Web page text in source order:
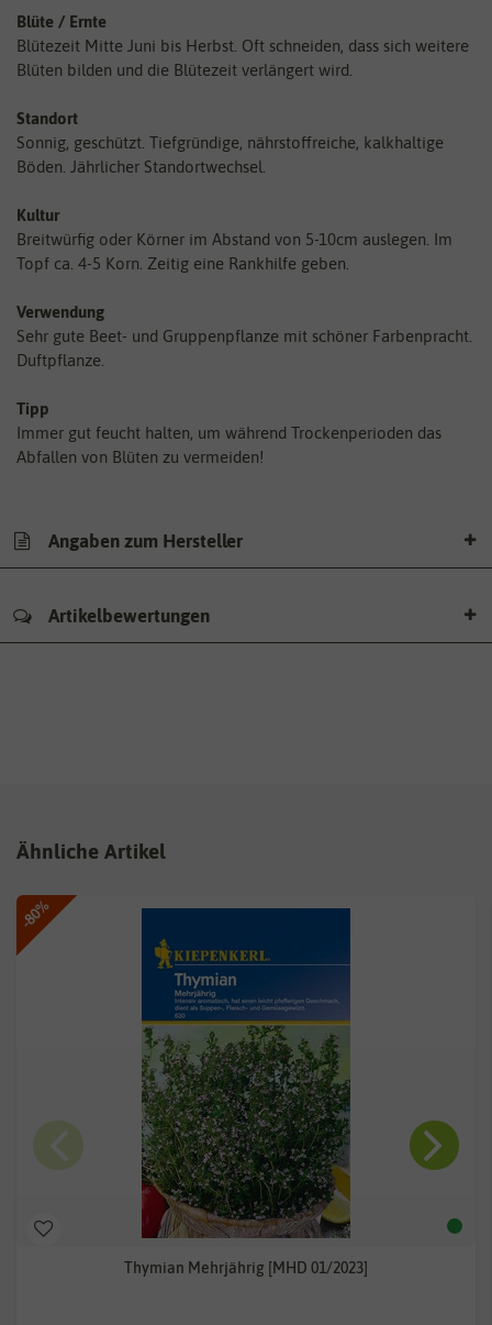
Blüte / Ernte
Blütezeit Mitte Juni bis Herbst. Oft schneiden, dass sich weitere
Blüten bilden und die Blütezeit verlängert wird.
Standort
Sonnig, geschützt. Tiefgründige, nährstoffreiche, kalkhaltige
Böden. Jährlicher Standortwechsel.
Kultur
Breitwürfig oder Körner im Abstand von 5-10cm auslegen. Im
Topf ca. 4-5 Korn. Zeitig eine Rankhilfe geben.
Verwendung
Sehr gute Beet- und Gruppenpflanze mit schöner Farbenpracht.
Duftpflanze.
Tipp
Immer gut feucht halten, um während Trockenperioden das
Abfallen von Blüten zu vermeiden!
Angaben zum Hersteller
Artikelbewertungen
Ähnliche Artikel
-80%
Thymian Mehrjährig [MHD 01/2023]